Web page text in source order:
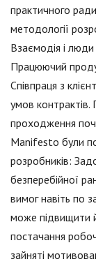
практичного
методології
Взаємодія і люди
Працюючий
Співпраця з
умов контрактів.
проходження
Manifesto були
розробників:
безперебійної
вимог навіть по
може підвищити
постачання
зайняті